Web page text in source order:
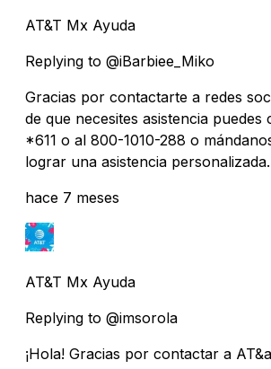
AT&T Mx Ayuda
Replying to @iBarbiee_Miko
Gracias por contactarte a redes
de que necesites asistencia puedes
*611 o al 800-1010-288 o
lograr una asistencia personalizada.
hace 7 meses
AT&T Mx Ayuda
Replying to @imsorola
¡Hola! Gracias por contactar a